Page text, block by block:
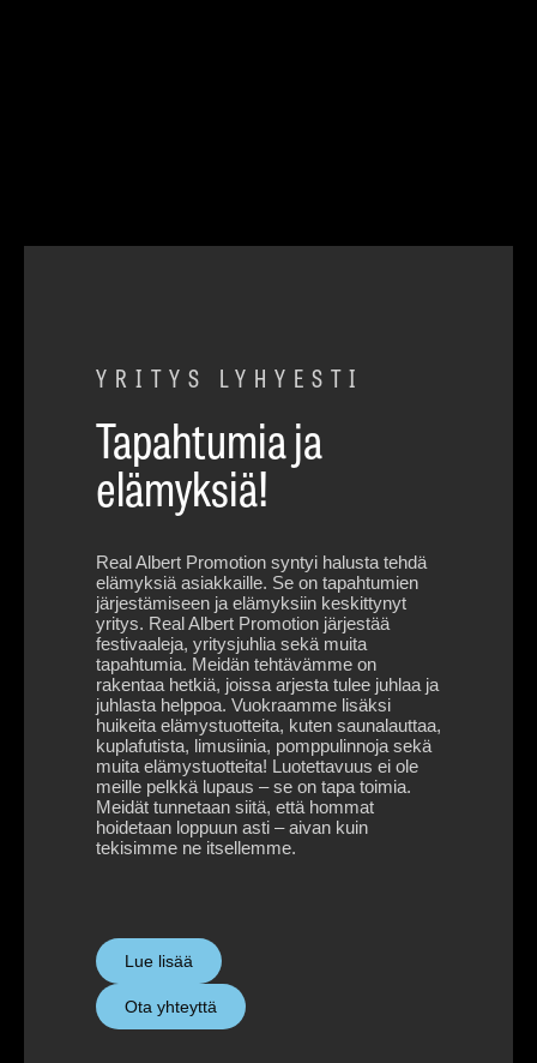
YRITYS LYHYESTI
Tapahtumia ja
elämyksiä!
Real Albert Promotion syntyi halusta tehdä
elämyksiä asiakkaille. Se on tapahtumien
järjestämiseen ja elämyksiin keskittynyt
yritys. Real Albert Promotion järjestää
festivaaleja, yritysjuhlia sekä muita
tapahtumia. Meidän tehtävämme on
rakentaa hetkiä, joissa arjesta tulee juhlaa ja
juhlasta helppoa. Vuokraamme lisäksi
huikeita elämystuotteita, kuten saunalauttaa,
kuplafutista, limusiinia, pomppulinnoja sekä
muita elämystuotteita! Luotettavuus ei ole
meille pelkkä lupaus – se on tapa toimia.
Meidät tunnetaan siitä, että hommat
hoidetaan loppuun asti – aivan kuin
tekisimme ne itsellemme.
Lue lisää
Ota yhteyttä